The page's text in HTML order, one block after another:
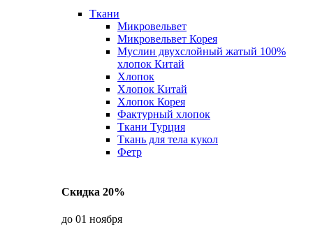
Ткани
Микровельвет
Микровельвет Корея
Муслин двухслойный жатый 100%
хлопок Китай
Хлопок
Хлопок Китай
Хлопок Корея
Фактурный хлопок
Ткани Турция
Ткань для тела кукол
Фетр
Скидка 20%
до 01 ноября